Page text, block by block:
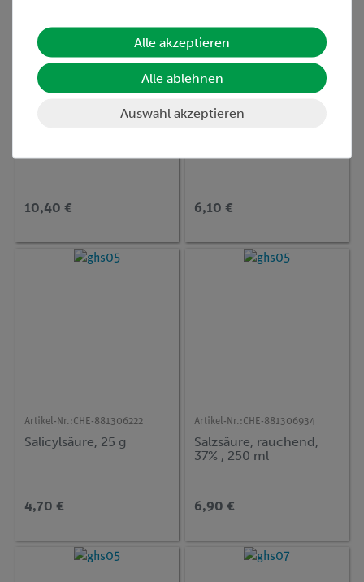
10,40 €
Artikel-Nr.:
6,10 €
Artikel-Nr.:CHE-881306222
Salicylsäure, 25 g
4,70 €
Artikel-Nr.:CHE-881306934
Salzsäure, rauchend,
37% , 250 ml
6,90 €
Alle akzeptieren
Alle ablehnen
Auswahl akzeptieren